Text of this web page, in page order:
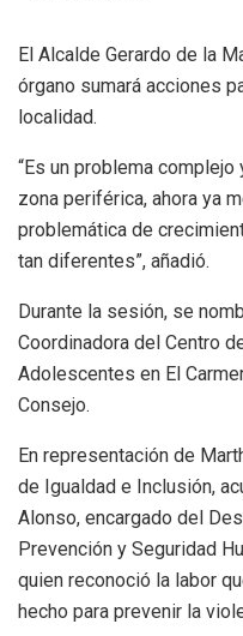
El Alcalde Gerardo de la
órgano sumará acciones
localidad.
“Es un problema
zona periférica, ahora ya
problemática de
tan diferentes”, añadió.
Durante la sesión, se
Coordinadora del Centro
Adolescentes en El
Consejo.
En representación de
de Igualdad e Inclusión,
Alonso, encargado del
Prevención y Seguridad
quien reconoció la labor
hecho para prevenir la